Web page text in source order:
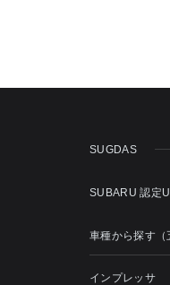
SUGDAS
SUBARU 認定
車種から探す（
インプレッサ